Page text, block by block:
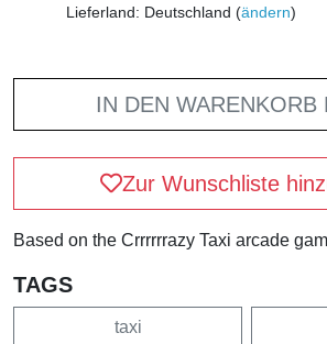
Lieferland: Deutschland (ändern)
IN DEN WARENKORB
Zur Wunschliste
Based on the Crrrrrrazy Taxi arcade
TAGS
taxi